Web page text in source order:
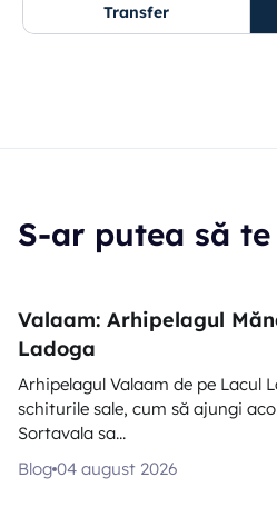
Transfer
S-ar putea să
Valaam: Arhipelagul
Ladoga
Arhipelagul Valaam de pe Lacul
schiturile sale, cum să ajungi
Sortavala sa...
Blog 04 august 2026